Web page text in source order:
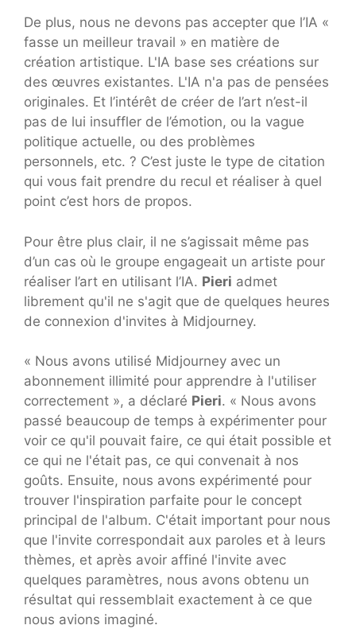
De plus, nous ne devons pas accepter que l’IA «
fasse un meilleur travail » en matière de
création artistique. L'IA base ses créations sur
des œuvres existantes. L'IA n'a pas de pensées
originales. Et l’intérêt de créer de l’art n’est-il
pas de lui insuffler de l’émotion, ou la vague
politique actuelle, ou des problèmes
personnels, etc. ? C’est juste le type de citation
qui vous fait prendre du recul et réaliser à quel
point c’est hors de propos.
Pour être plus clair, il ne s’agissait même pas
d’un cas où le groupe engageait un artiste pour
réaliser l’art en utilisant l’IA. Pieri admet
librement qu'il ne s'agit que de quelques heures
de connexion d'invites à Midjourney.
« Nous avons utilisé Midjourney avec un
abonnement illimité pour apprendre à l'utiliser
correctement », a déclaré Pieri. « Nous avons
passé beaucoup de temps à expérimenter pour
voir ce qu'il pouvait faire, ce qui était possible et
ce qui ne l'était pas, ce qui convenait à nos
goûts. Ensuite, nous avons expérimenté pour
trouver l'inspiration parfaite pour le concept
principal de l'album. C'était important pour nous
que l'invite correspondait aux paroles et à leurs
thèmes, et après avoir affiné l'invite avec
quelques paramètres, nous avons obtenu un
résultat qui ressemblait exactement à ce que
nous avions imaginé.